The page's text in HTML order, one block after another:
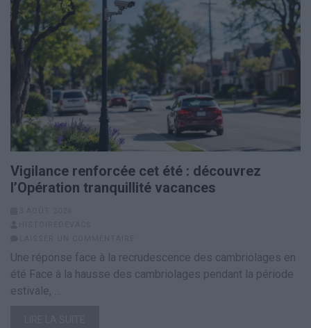
Vigilance renforcée cet été : découvrez
l’Opération tranquillité vacances
Une réponse face à la recrudescence des cambriolages en
été Face à la hausse des cambriolages pendant la période
estivale, …